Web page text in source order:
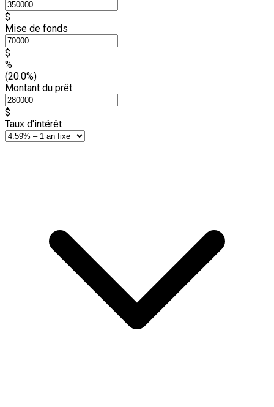
$
Mise de fonds
$
%
(20.0%)
Montant du prêt
$
Taux d'intérêt